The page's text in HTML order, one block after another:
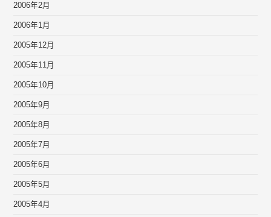
2006年2月
2006年1月
2005年12月
2005年11月
2005年10月
2005年9月
2005年8月
2005年7月
2005年6月
2005年5月
2005年4月